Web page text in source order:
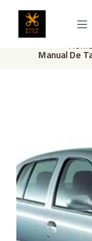
Home
Manual De